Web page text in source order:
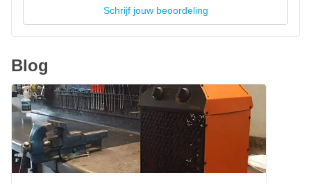
Schrijf jouw beoordeling
Blog